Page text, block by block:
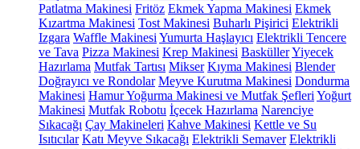
Patlatma Makinesi Fritöz Ekmek Yapma Makinesi Ekmek
Kızartma Makinesi Tost Makinesi Buharlı Pişirici Elektrikli
Izgara Waffle Makinesi Yumurta Haşlayıcı Elektrikli Tencere
ve Tava Pizza Makinesi Krep Makinesi BasküllerYiyecek
Hazırlama Mutfak Tartısı Mikser Kıyma Makinesi Blender
Doğrayıcı ve Rondolar Meyve Kurutma Makinesi Dondurma
Makinesi Hamur Yoğurma Makinesi ve Mutfak Şefleri Yoğurt
Makinesi Mutfak Robotu İçecek Hazırlama Narenciye
Sıkacağı Çay Makineleri Kahve Makinesi Kettle ve Su
Isıtıcılar Katı Meyve Sıkacağı Elektrikli Semaver Elektrikli